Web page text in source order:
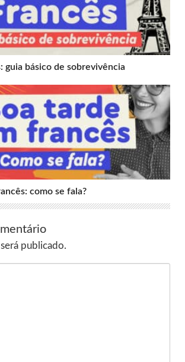
guia básico de sobrevivência
como se fala?
como se fala?
publicado.